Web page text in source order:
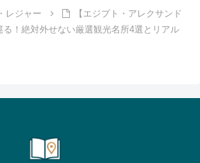
レジャー
【エジプト・アレクサンド
る！絶対外せない厳選観光名所4選とリアル